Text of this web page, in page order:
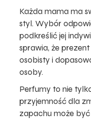
Każda mama ma
styl. Wybór
podkreślić jej
sprawia, że
osobisty i
osoby.
Perfumy to nie
przyjemność dla
zapachu może